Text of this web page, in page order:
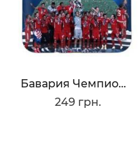
Бавария Чемпионы
249 грн.